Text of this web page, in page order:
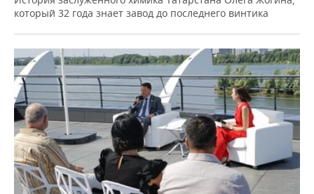
который 32 года знает завод до последнего винтика